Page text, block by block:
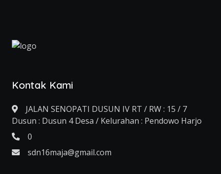
Kontak Kami
JALAN SENOPATI DUSUN IV RT / RW : 15 / 7
Dusun : Dusun 4 Desa / Kelurahan : Pendowo Harjo
0
sdn16maja@gmail.com